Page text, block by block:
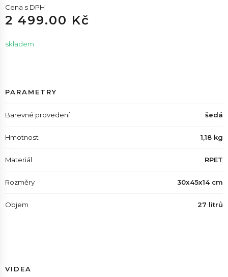
Cena s DPH
2 499.00 Kč
skladem
PARAMETRY
Barevné provedení šedá
Hmotnost 1,18 kg
Materiál RPET
Rozměry 30x45x14 cm
Objem 27 litrů
VIDEA